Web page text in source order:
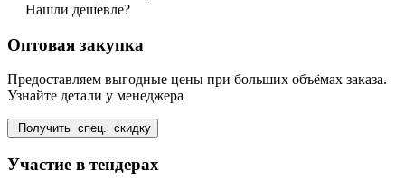
Нашли дешевле?
Оптовая закупка
Предоставляем выгодные цены при больших объёмах заказа.
Узнайте детали у менеджера
Получить спец. скидку
Участие в тендерах